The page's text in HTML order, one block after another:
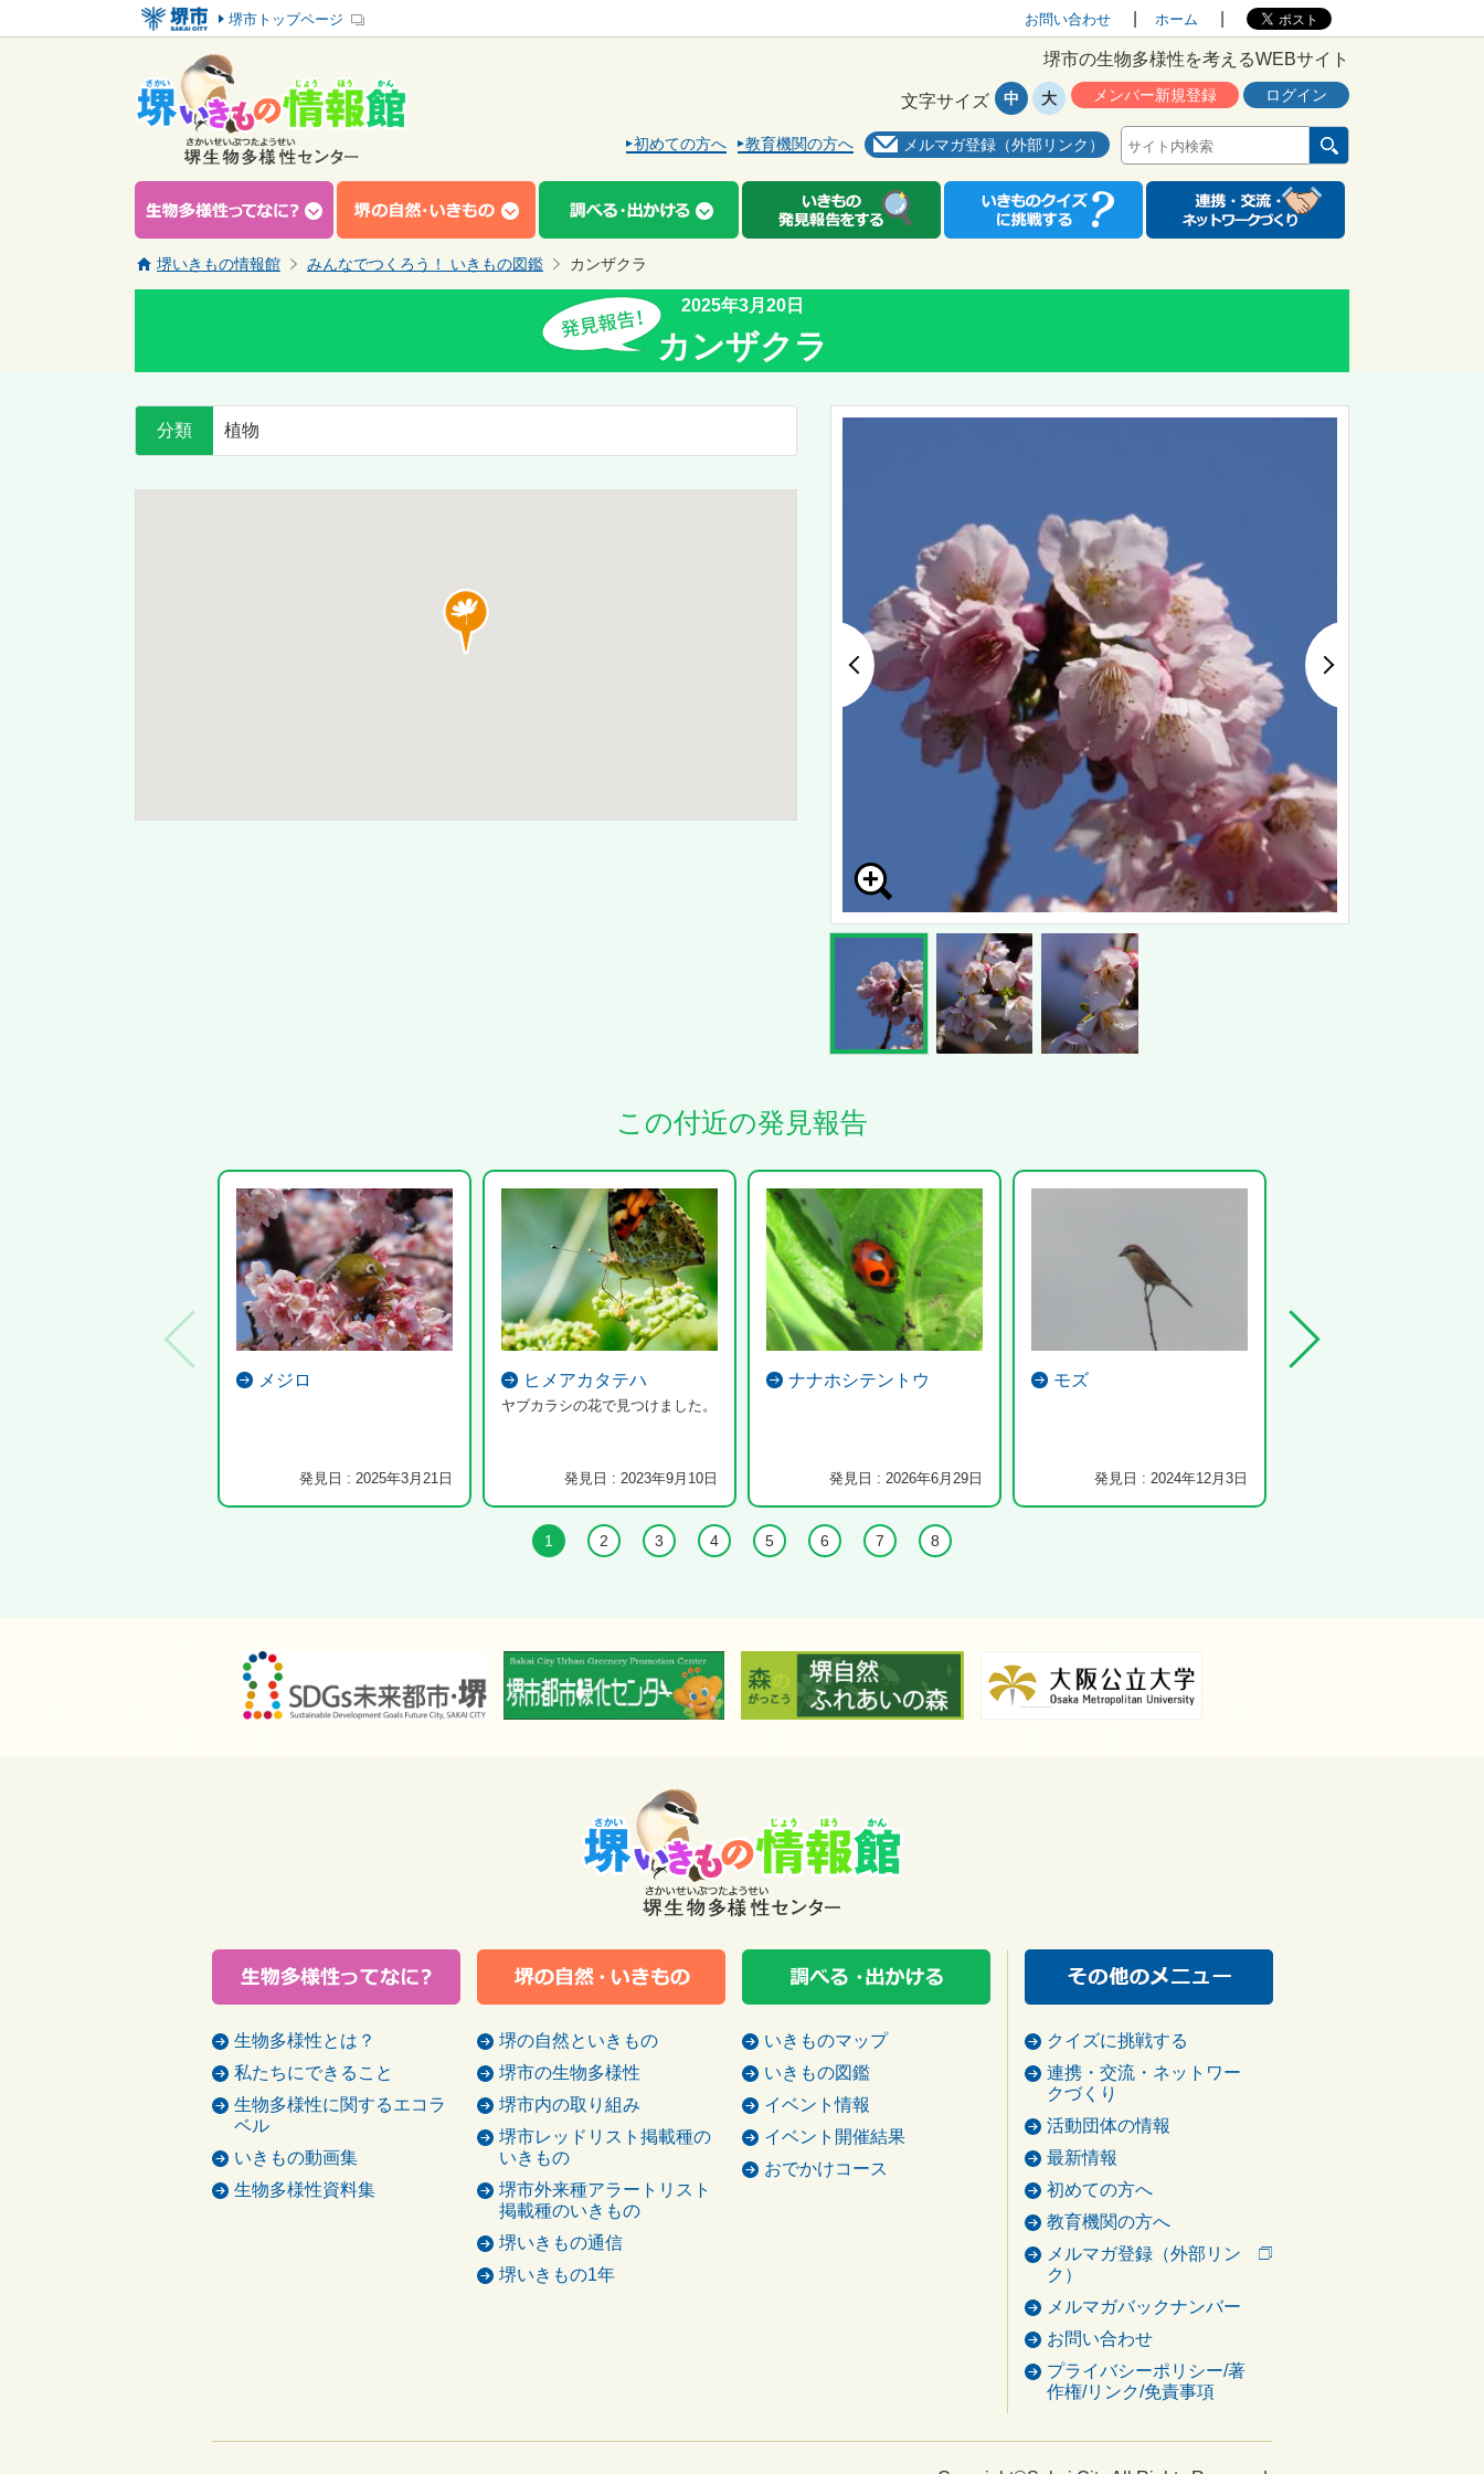
堺市トップページ お問い合わせ ホーム
堺市の生物多様性を考えるWEBサイト
初めての方へ 教育機関の方へ メルマガ登録（外部リンク）
メンバー新規登録 ログイン
文字サイズ 中 大
堺いきもの情報館 みんなでつくろう！ いきもの図鑑 カンザクラ
2025年3月20日
カンザクラ
分類 植物
この付近の発見報告
メジロ
発見日 : 2025年3月21日
ヒメアカタテハ
ヤブカラシの花で見つけました。
発見日 : 2023年9月10日
ナナホシテントウ
発見日 : 2026年6月29日
モズ
発見日 : 2024年12月3日
1 2 3 4 5 6 7 8
生物多様性とは？
私たちにできること
生物多様性に関するエコラ
ベル
いきもの動画集
生物多様性資料集
堺の自然といきもの
堺市の生物多様性
堺市内の取り組み
堺市レッドリスト掲載種の
いきもの
堺市外来種アラートリスト
掲載種のいきもの
堺いきもの通信
堺いきもの1年
いきものマップ
いきもの図鑑
イベント情報
イベント開催結果
おでかけコース
クイズに挑戦する
連携・交流・ネットワー
クづくり
活動団体の情報
最新情報
初めての方へ
教育機関の方へ
メルマガ登録（外部リン
ク）
メルマガバックナンバー
お問い合わせ
プライバシーポリシー/著
作権/リンク/免責事項